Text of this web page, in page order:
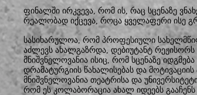
ფინალში ირკვევა, რომ ის, რაც სცენაზე
რეალობად იქცევა, როცა ყველაფერი ისე
სასიხარულოა, რომ პროფესიული
აძლევს ახალგაზრდა, დებიუტანტ რეჟისორს
მნიშვნელოვანია ისიც, რომ სცენაზე
დრამატურგიის წახალისებას და
მნიშვნელოვანია თეატრისა და
რომ ეს კოლაბორაცია ახალ იდეებს